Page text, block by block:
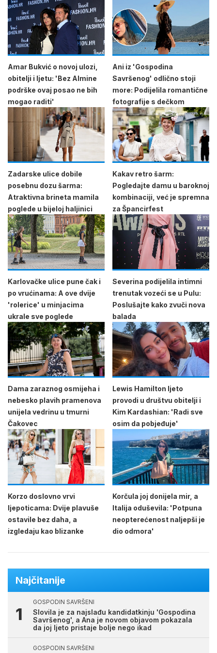
Amar Bukvić o novoj ulozi,
obitelji i ljetu: 'Bez Almine
podrške ovaj posao ne bih
mogao raditi'
Ani iz 'Gospodina
Savršenog' odlično stoji
more: Podijelila romantične
fotografije s dečkom
Zadarske ulice dobile
posebnu dozu šarma:
Atraktivna brineta mamila
poglede u bijeloj haljinici
Kakav retro šarm:
Pogledajte damu u baroknoj
kombinaciji, već je spremna
za Špancirfest
Karlovačke ulice pune čak i
po vrućinama: A ove dvije
'rolerice' u minjacima
ukrale sve poglede
Severina podijelila intimni
trenutak vozeći se u Pulu:
Poslušajte kako zvuči nova
balada
Dama zaraznog osmijeha i
nebesko plavih pramenova
unijela vedrinu u tmurni
Čakovec
Lewis Hamilton ljeto
provodi u društvu obitelji i
Kim Kardashian: 'Radi sve
osim da pobjeđuje'
Korzo doslovno vrvi
ljepoticama: Dvije plavuše
ostavile bez daha, a
izgledaju kao blizanke
Korčula joj donijela mir, a
Italija oduševila: 'Potpuna
neopterećenost naljepši je
dio odmora'
Najčitanije
GOSPODIN SAVRŠENI
Slovila je za najslađu kandidatkinju 'Gospodina
Savršenog', a Ana je novom objavom pokazala
da joj ljeto pristaje bolje nego ikad
GOSPODIN SAVRŠENI